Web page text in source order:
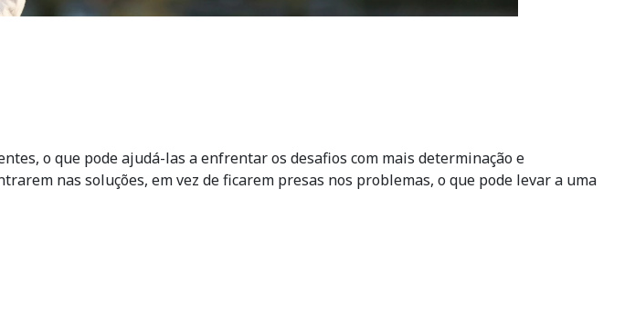
o que pode ajudá-las a enfrentar os desafios com mais determinação e
nas soluções, em vez de ficarem presas nos problemas, o que pode levar a uma